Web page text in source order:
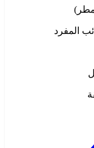
المفرد